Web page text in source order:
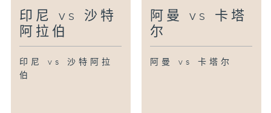
印尼 vs 沙特
阿拉伯
印尼 vs 沙特阿拉
伯
阿曼 vs 卡塔
尔
阿曼 vs 卡塔尔